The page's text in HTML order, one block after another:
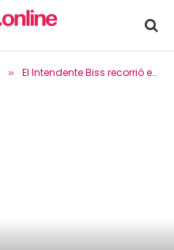
» El Intendente Biss recorrió el inicio de obras en la calle Güiraldes